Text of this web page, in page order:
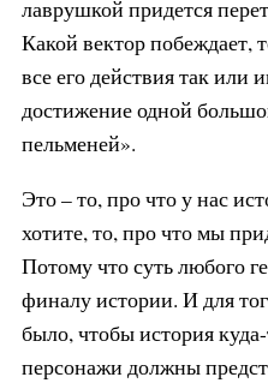
лаврушкой придется
Какой вектор побеждает,
все его действия так или
достижение одной
пельменей».
Это – то, про что у нас
хотите, то, про что мы
Потому что суть любого
финалу истории. И для
было, чтобы история
персонажи должны